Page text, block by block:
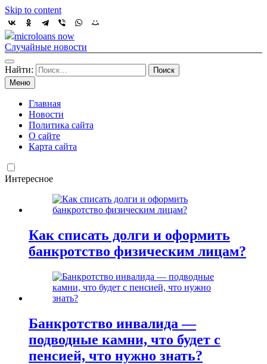
Skip to content
microloans now
Случайные новости
Найти:
Меню
Главная
Новости
Политика сайта
О сайте
Карта сайта
Интересное
Как списать долги и оформить
банкротство физическим лицам?
Банкротство инвалида —
подводные камни, что будет с
пенсией, что нужно знать?